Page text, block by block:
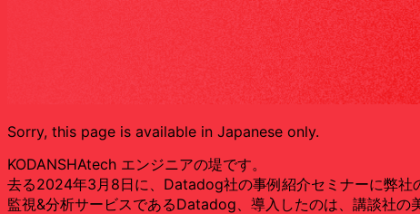
Sorry, this page is available in Japanese only.
KODANSHAtech エンジニアの堤です。
去る2024年3月8日に、Datadog社の事例紹介セミナーに弊社
監視&分析サービスであるDatadog、導入したのは、講談社の